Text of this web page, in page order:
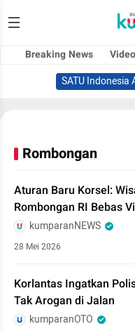
Breaking News
SATU Indonesia
Rombongan
Aturan Baru Korsel:
Rombongan RI Bebas
kumparanNEWS
28 Mei 2026
Korlantas Ingatkan
Tak Arogan di Jalan
kumparanOTO